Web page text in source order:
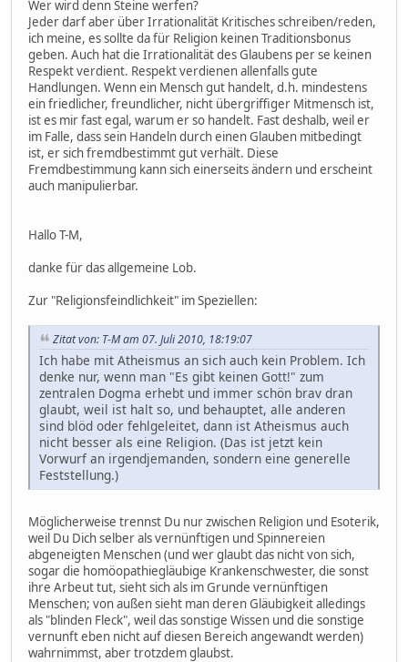
Wer wird denn Steine werfen?
Jeder darf aber über Irrationalität Kritisches schreiben/reden,
ich meine, es sollte da für Religion keinen Traditionsbonus
geben. Auch hat die Irrationalität des Glaubens per se keinen
Respekt verdient. Respekt verdienen allenfalls gute
Handlungen. Wenn ein Mensch gut handelt, d.h. mindestens
ein friedlicher, freundlicher, nicht übergriffiger Mitmensch ist,
ist es mir fast egal, warum er so handelt. Fast deshalb, weil er
im Falle, dass sein Handeln durch einen Glauben mitbedingt
ist, er sich fremdbestimmt gut verhält. Diese
Fremdbestimmung kann sich einerseits ändern und erscheint
auch manipulierbar.
Hallo T-M,
danke für das allgemeine Lob.
Zur "Religionsfeindlichkeit" im Speziellen:
Zitat von: T-M am 07. Juli 2010, 18:19:07
Ich habe mit Atheismus an sich auch kein Problem. Ich
denke nur, wenn man "Es gibt keinen Gott!" zum
zentralen Dogma erhebt und immer schön brav dran
glaubt, weil ist halt so, und behauptet, alle anderen
sind blöd oder fehlgeleitet, dann ist Atheismus auch
nicht besser als eine Religion. (Das ist jetzt kein
Vorwurf an irgendjemanden, sondern eine generelle
Feststellung.)
Möglicherweise trennst Du nur zwischen Religion und Esoterik,
weil Du Dich selber als vernünftigen und Spinnereien
abgeneigten Menschen (und wer glaubt das nicht von sich,
sogar die homöopathiegläubige Krankenschwester, die sonst
ihre Arbeut tut, sieht sich als im Grunde vernünftigen
Menschen; von außen sieht man deren Gläubigkeit alledings
als "blinden Fleck", weil das sonstige Wissen und die sonstige
vernunft eben nicht auf diesen Bereich angewandt werden)
wahrnimmst, aber trotzdem glaubst.